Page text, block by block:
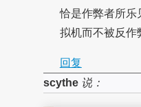
恰是作弊者所
拟机而不被反作
回复
scythe说：